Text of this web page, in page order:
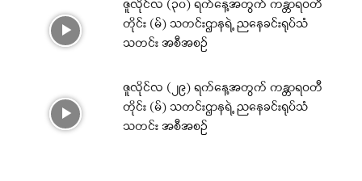
ဇူလိုင်လ (၃၀) ရက်နေ့အတွက် ကန္တာရဝတီ
တိုင်း (မ်) သတင်းဌာနရဲ့ ညနေခင်းရုပ်သံ
သတင်း အစီအစဉ်
ဇူလိုင်လ (၂၉) ရက်နေ့အတွက် ကန္တာရဝတီ
တိုင်း (မ်) သတင်းဌာနရဲ့ ညနေခင်းရုပ်သံ
သတင်း အစီအစဉ်